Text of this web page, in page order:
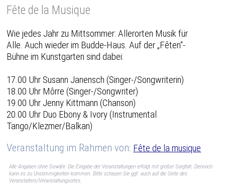
Fête de la Musique
Wie jedes Jahr zu Mittsommer: Allerorten Musik für
Alle. Auch wieder im Budde-Haus. Auf der „Fêten“-
Bühne im Kunstgarten sind dabei:
17.00 Uhr Susann Janensch (Singer-/Songwriterin)
18.00 Uhr Môrre (Singer-/Songwriter)
19.00 Uhr Jenny Kittmann (Chanson)
20.00 Uhr Duo Ebony & Ivory (Instrumental
Tango/Klezmer/Balkan)
Veranstaltung im Rahmen von: Fête de la musique
Alle Angaben ohne Gewähr. Die Eingabe der Veranstaltungen erfolgt mit großer Sorgfalt. Dennoch
kann es zu Unstimmigkeiten kommen. Bitte schauen Sie ggf. auch auf die Seite des
Veranstalters/Veranstaltungsortes.